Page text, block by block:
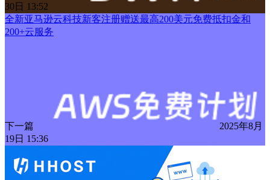
30日 13:52
全新亚马逊云科技新客注册赠送最高200美元免费抵扣金和
200+云服务
下一篇
2025年8月
19日 15:36